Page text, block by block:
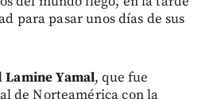
para pasar unos días de sus
Lamine Yamal, que fue
de Norteamérica con la